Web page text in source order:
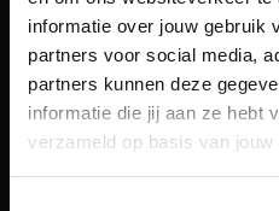
informatie over jouw gebruik
partners voor social media,
partners kunnen deze
informatie die jij aan ze hebt
verzameld op basis van
deze hinder over de
ProRail in op het
meenemen van
heldere